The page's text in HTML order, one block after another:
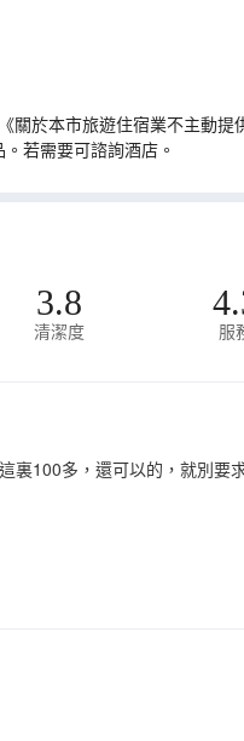
於本市旅遊住宿業不主動提
若需要可諮詢酒店。
3.8
清潔度 服
裏100多，還可以的，就別要